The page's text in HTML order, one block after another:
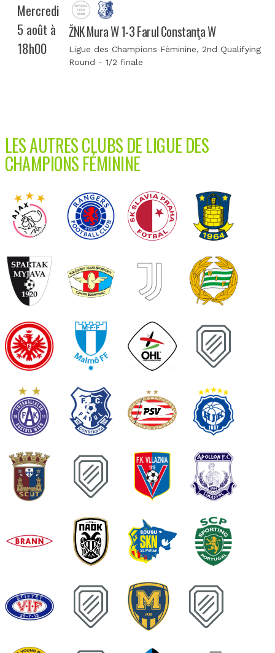
Mercredi
5 août à
18h00
ŽNK Mura W 1-3 Farul Constanţa W
Ligue des Champions Féminine, 2nd Qualifying
Round - 1/2 finale
LES AUTRES CLUBS DE LIGUE DES
CHAMPIONS FÉMININE